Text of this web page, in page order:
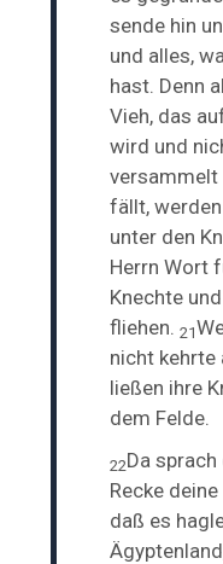
sende hin
und alles,
hast. Denn
Vieh, das
wird und
versammelt
fällt,
unter den
Herrn Wort
Knechte
fliehen.21
nicht kehrte
ließen ihre
dem Felde.
22Da
Recke
daß es